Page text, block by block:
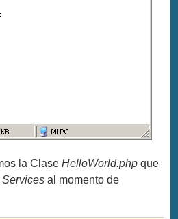
la ClaseHelloWorld.php que
Services al momento de